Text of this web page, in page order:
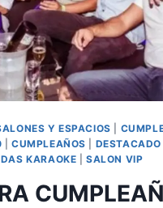
Y ESPACIOS
CUMPLEAÑOS DESTACADO
KARAOKE |SALON VIP